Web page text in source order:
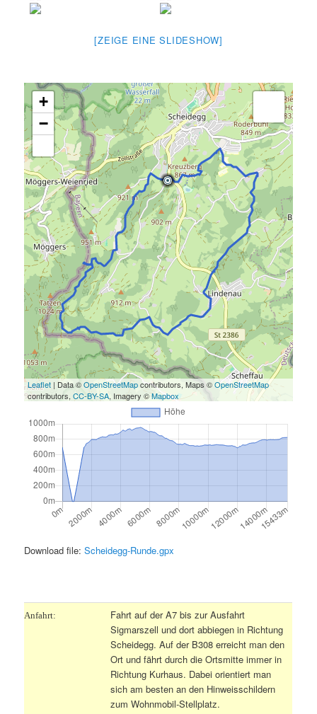
[ZEIGE EINE SLIDESHOW]
+
−
Leaflet | Data ©OpenStreetMapcontributors, Maps ©OpenStreetMap
contributors,CC-BY-SA, Imagery ©Mapbox
Download file:Scheidegg-Runde.gpx
Anfahrt:
Fahrt auf der A7 bis zur Ausfahrt
Sigmarszell und dort abbiegen in Richtung
Scheidegg. Auf der B308 erreicht man den
Ort und fährt durch die Ortsmitte immer in
Richtung Kurhaus. Dabei orientiert man
sich am besten an den Hinweisschildern
zum Wohnmobil-Stellplatz.